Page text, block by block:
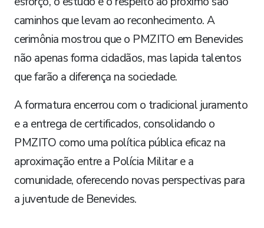
caminhos que levam ao reconhecimento. A
cerimônia mostrou que o PMZITO em Benevides
não apenas forma cidadãos, mas lapida talentos
que farão a diferença na sociedade.
A formatura encerrou com o tradicional juramento
e a entrega de certificados, consolidando o
PMZITO como uma política pública eficaz na
aproximação entre a Polícia Militar e a
comunidade, oferecendo novas perspectivas para
a juventude de Benevides.